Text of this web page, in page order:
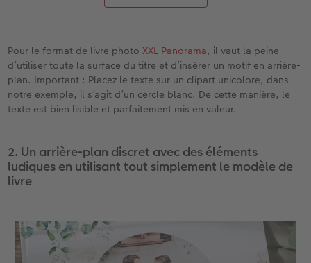
Pour le format de livre photoXXL Panorama, il vaut la peine
d’utiliser toute la surface du titre et d’insérer un motif en arrière-
plan. Important : Placez le texte sur un clipart unicolore, dans
notre exemple, il s’agit d’un cercle blanc. De cette manière, le
texte est bien lisible et parfaitement mis en valeur.
2. Un arrière-plan discret avec des éléments
ludiques en utilisant tout simplement le modèle de
livre